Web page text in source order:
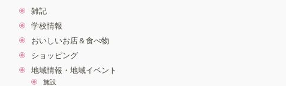
雑記
学校情報
おいしいお店＆食べ物
ショッピング
地域情報・地域イベント
施設